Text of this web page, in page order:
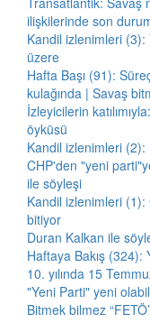
ilişkilerinde son
Kandil izlenimleri (3):
üzere
Hafta Başı (91):
kulağında | Savaş
İzleyicilerin
öyküsü
Kandil izlenimleri (2):
CHP'den "yeni
ile söyleşi
Kandil izlenimleri
bitiyor
Duran Kalkan ile
Haftaya Bakış
10. yılında 15
"Yeni Parti" yeni
Bitmek bilmez